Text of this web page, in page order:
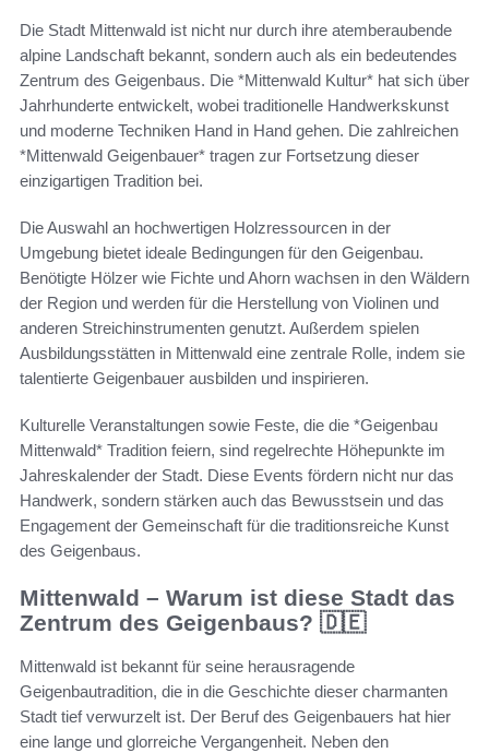
Die Stadt Mittenwald ist nicht nur durch ihre atemberaubende
alpine Landschaft bekannt, sondern auch als ein bedeutendes
Zentrum des Geigenbaus. Die *Mittenwald Kultur* hat sich über
Jahrhunderte entwickelt, wobei traditionelle Handwerkskunst
und moderne Techniken Hand in Hand gehen. Die zahlreichen
*Mittenwald Geigenbauer* tragen zur Fortsetzung dieser
einzigartigen Tradition bei.
Die Auswahl an hochwertigen Holzressourcen in der
Umgebung bietet ideale Bedingungen für den Geigenbau.
Benötigte Hölzer wie Fichte und Ahorn wachsen in den Wäldern
der Region und werden für die Herstellung von Violinen und
anderen Streichinstrumenten genutzt. Außerdem spielen
Ausbildungsstätten in Mittenwald eine zentrale Rolle, indem sie
talentierte Geigenbauer ausbilden und inspirieren.
Kulturelle Veranstaltungen sowie Feste, die die *Geigenbau
Mittenwald* Tradition feiern, sind regelrechte Höhepunkte im
Jahreskalender der Stadt. Diese Events fördern nicht nur das
Handwerk, sondern stärken auch das Bewusstsein und das
Engagement der Gemeinschaft für die traditionsreiche Kunst
des Geigenbaus.
Mittenwald – Warum ist diese Stadt das
Zentrum des Geigenbaus? 🇩🇪
Mittenwald ist bekannt für seine herausragende
Geigenbautradition, die in die Geschichte dieser charmanten
Stadt tief verwurzelt ist. Der Beruf des Geigenbauers hat hier
eine lange und glorreiche Vergangenheit. Neben den